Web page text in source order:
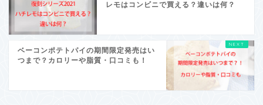
レモはコンビニで買える？違いは何？
ベーコンポテトパイの期間限定発売はい
つまで？カロリーや脂質・口コミも！